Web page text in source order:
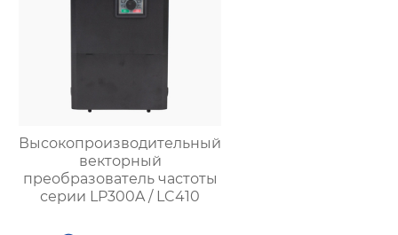
Высокопроизводительный
векторный
преобразователь частоты
серии LP300A / LC410